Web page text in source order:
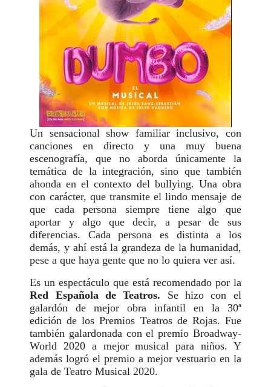
Un sensacional show familiar inclusivo, con
canciones en directo y una muy buena
escenografía, que no aborda únicamente la
temática de la integración, sino que también
ahonda en el contexto del bullying. Una obra
con carácter, que transmite el lindo mensaje de
que cada persona siempre tiene algo que
aportar y algo que decir, a pesar de sus
diferencias. Cada persona es distinta a los
demás, y ahí está la grandeza de la humanidad,
pese a que haya gente que no lo quiera ver así.
Es un espectáculo que está recomendado por la
Red Española de Teatros. Se hizo con el
galardón de mejor obra infantil en la 30ª
edición de los Premios Teatros de Rojas. Fue
también galardonada con el premio Broadway-
World 2020 a mejor musical para niños. Y
además logró el premio a mejor vestuario en la
gala de Teatro Musical 2020.